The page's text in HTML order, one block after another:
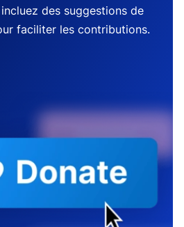
des suggestions de
faciliter les contributions.